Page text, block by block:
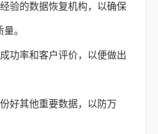
验的数据恢复机构，以确保
。
功率和客户评价，以便做出
好其他重要数据，以防万